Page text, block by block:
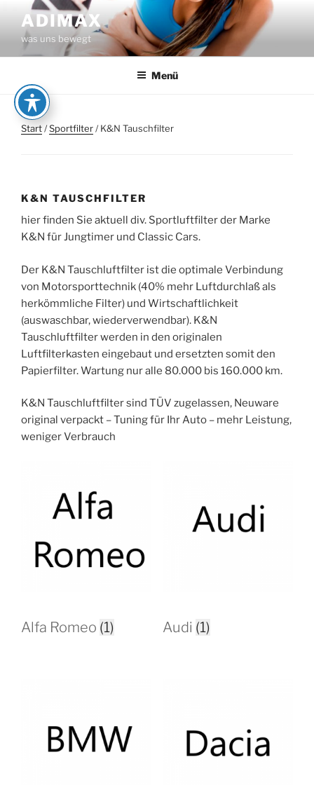
Inhalt
springen
ADIMAX
was uns bewegt
Menü
Start/Sportfilter/ K&N Tauschfilter
K&N TAUSCHFILTER
hier finden Sie aktuell div. Sportluftfilter der Marke
K&N für Jungtimer und Classic Cars.
Der K&N Tauschluftfilter ist die optimale Verbindung
von Motorsporttechnik (40% mehr Luftdurchlaß als
herkömmliche Filter) und Wirtschaftlichkeit
(auswaschbar, wiederverwendbar). K&N
Tauschluftfilter werden in den originalen
Luftfilterkasten eingebaut und ersetzten somit den
Papierfilter. Wartung nur alle 80.000 bis 160.000 km.
K&N Tauschluftfilter sind TÜV zugelassen, Neuware
original verpackt – Tuning für Ihr Auto – mehr Leistung,
weniger Verbrauch
Alfa Romeo (1) Audi (1)